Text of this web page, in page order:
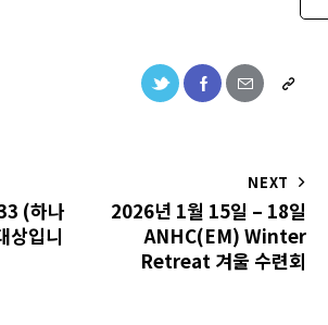
(하나
상입니
NEXT
2026년 1월 15일 – 18일
ANHC(EM) Winter
Retreat 겨울 수련회